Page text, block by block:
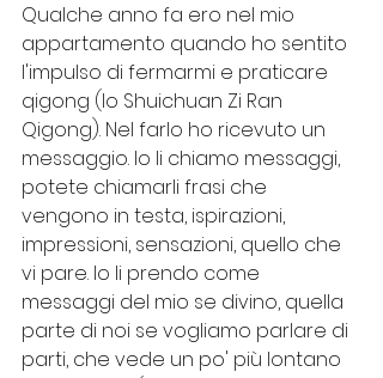
Qualche anno fa ero nel mio
appartamento quando ho sentito
l'impulso di fermarmi e praticare
qigong (lo Shuichuan Zi Ran
Qigong). Nel farlo ho ricevuto un
messaggio. Io li chiamo messaggi,
potete chiamarli frasi che
vengono in testa, ispirazioni,
impressioni, sensazioni, quello che
vi pare. Io li prendo come
messaggi del mio se divino, quella
parte di noi se vogliamo parlare di
parti, che vede un po' più lontano